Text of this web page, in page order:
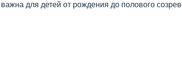
для детей от рождения до полового